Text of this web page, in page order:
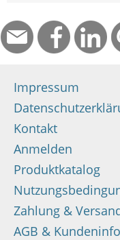
Impressum
Kontakt
Anmelden
Produktkatalog
Zahlung &
AGB & Kundeninfo